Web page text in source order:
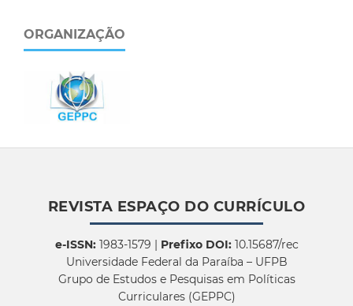
ORGANIZAÇÃO
REVISTA ESPAÇO DO CURRÍCULO
e-ISSN:1983-1579 | Prefixo DOI:10.15687/rec
Universidade Federal da Paraíba – UFPB
Grupo de Estudos e Pesquisas em Políticas
Curriculares (GEPPC)